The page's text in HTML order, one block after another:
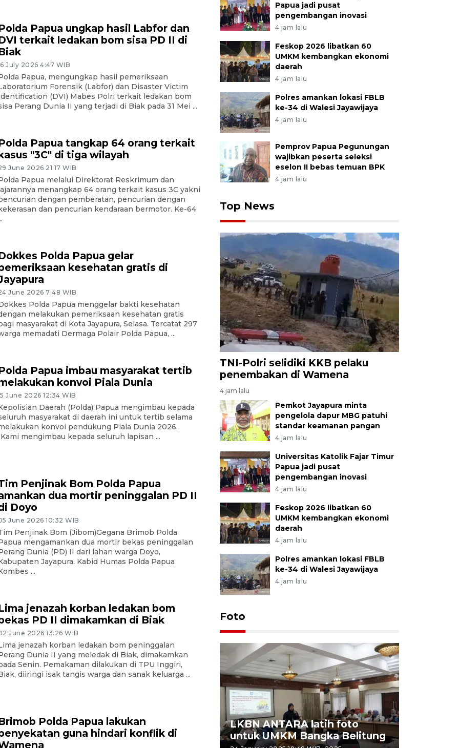
Papua ungkap hasil Labfor dan
terkait ledakan bom sisa PD II di
July 2026 4:47 WIB
Papua, mengungkap hasil pemeriksaan
Forensik (Labfor) dan Disaster Victim
(DVI) Mabes Polri terkait ledakan bom
Perang Dunia II yang terjadi di Biak pada 31 Mei ...
Papua tangkap 64 orang terkait
"3C" di tiga wilayah
June 2026 21:17 WIB
Papua melalui Direktorat Reskrimum dan
menangkap 64 orang terkait kasus 3C yakni
dengan pemberatan, pencurian dengan
dan pencurian kendaraan bermotor. Ke-64
Polda Papua gelar
kesehatan gratis di
June 2026 7:48 WIB
Polda Papua menggelar bakti kesehatan
melakukan pemeriksaan kesehatan gratis
masyarakat di Kota Jayapura, Selasa. Tercatat 297
memadati Dermaga Polair Polda Papua, ...
Papua imbau masyarakat tertib
konvoi Piala Dunia
June 2026 12:34 WIB
Daerah (Polda) Papua mengimbau kepada
masyarakat di daerah ini untuk tertib selama
konvoi pendukung Piala Dunia 2026.
mengimbau kepada seluruh lapisan ...
Penjinak Bom Polda Papua
dua mortir peninggalan PD II
Doyo
June 2026 10:32 WIB
Penjinak Bom (Jibom)Gegana Brimob Polda
mengamankan dua mortir bekas peninggalan
Dunia (PD) II dari lahan warga Doyo,
Jayapura. Kabid Humas Polda Papua
...
jenazah korban ledakan bom
PD II dimakamkan di Biak
June 2026 13:26 WIB
jenazah korban ledakan bom peninggalan
Dunia II yang meledak di Biak, dimakamkan
Senin. Pemakaman dilakukan di TPU Inggiri,
diiringi isak tangis warga dan sanak keluarga ...
Polda Papua lakukan
guna hindari konflik di
Papua jadi pusat
pengembangan inovasi
4 jam lalu
Feskop 2026 libatkan 60
UMKM kembangkan ekonomi
daerah
4 jam lalu
Polres amankan lokasi FBLB
ke-34 di Walesi Jayawijaya
4 jam lalu
Pemprov Papua Pegunungan
wajibkan peserta seleksi
eselon II bebas temuan BPK
4 jam lalu
Top News
TNI-Polri selidiki KKB pelaku
penembakan di Wamena
4 jam lalu
Pemkot Jayapura minta
pengelola dapur MBG patuhi
standar keamanan pangan
4 jam lalu
Universitas Katolik Fajar Timur
Papua jadi pusat
pengembangan inovasi
4 jam lalu
Feskop 2026 libatkan 60
UMKM kembangkan ekonomi
daerah
4 jam lalu
Polres amankan lokasi FBLB
ke-34 di Walesi Jayawijaya
4 jam lalu
Foto
bersilahturahmi dengan
Pendam XVII/Cenderawasih
LKBN ANTARA latih foto
untuk UMKM Bangka Belitung